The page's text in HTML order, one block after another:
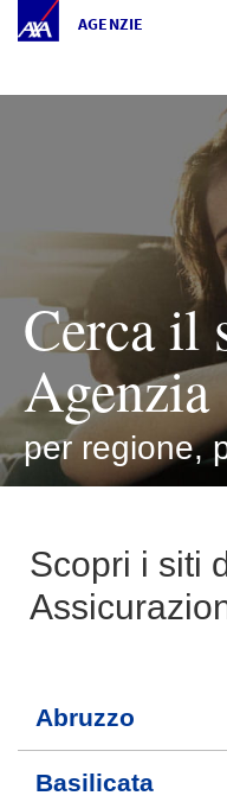
AGENZIE
Cerca il
Agenzia
per regione,
Scopri i siti
Abruzzo
Basilicata